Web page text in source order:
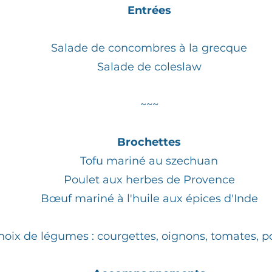
Entrées
Salade de concombres à la grecque
Salade de coleslaw
~~~
Brochettes
Tofu mariné au szechuan
Poulet aux herbes de Provence
Bœuf mariné à l'huile aux épices d'Inde
de légumes : courgettes, oignons, tomates,